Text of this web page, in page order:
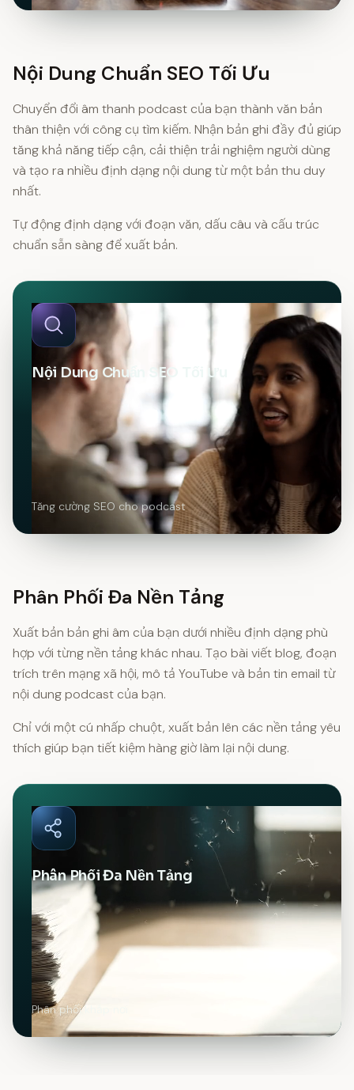
Nội Dung Chuẩn SEO Tối Ưu
Chuyển đổi âm thanh podcast của bạn thành văn bản
thân thiện với công cụ tìm kiếm. Nhận bản ghi đầy đủ giúp
tăng khả năng tiếp cận, cải thiện trải nghiệm người dùng
và tạo ra nhiều định dạng nội dung từ một bản thu duy
nhất.
Tự động định dạng với đoạn văn, dấu câu và cấu trúc
chuẩn sẵn sàng để xuất bản.
Nội Dung Chuẩn SEO Tối Ưu
Tăng cường SEO cho podcast
Phân Phối Đa Nền Tảng
Xuất bản bản ghi âm của bạn dưới nhiều định dạng phù
hợp với từng nền tảng khác nhau. Tạo bài viết blog, đoạn
trích trên mạng xã hội, mô tả YouTube và bản tin email từ
nội dung podcast của bạn.
Chỉ với một cú nhấp chuột, xuất bản lên các nền tảng yêu
thích giúp bạn tiết kiệm hàng giờ làm lại nội dung.
Phân Phối Đa Nền Tảng
Phân phối khắp nơi